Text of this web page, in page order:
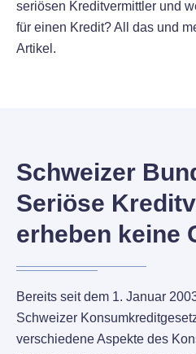
seriösen Kreditvermittler und
für einen Kredit? All das und
Artikel.
Schweizer
Seriöse
erheben keine
Bereits seit dem 1. Januar
Schweizer
verschiedene Aspekte des